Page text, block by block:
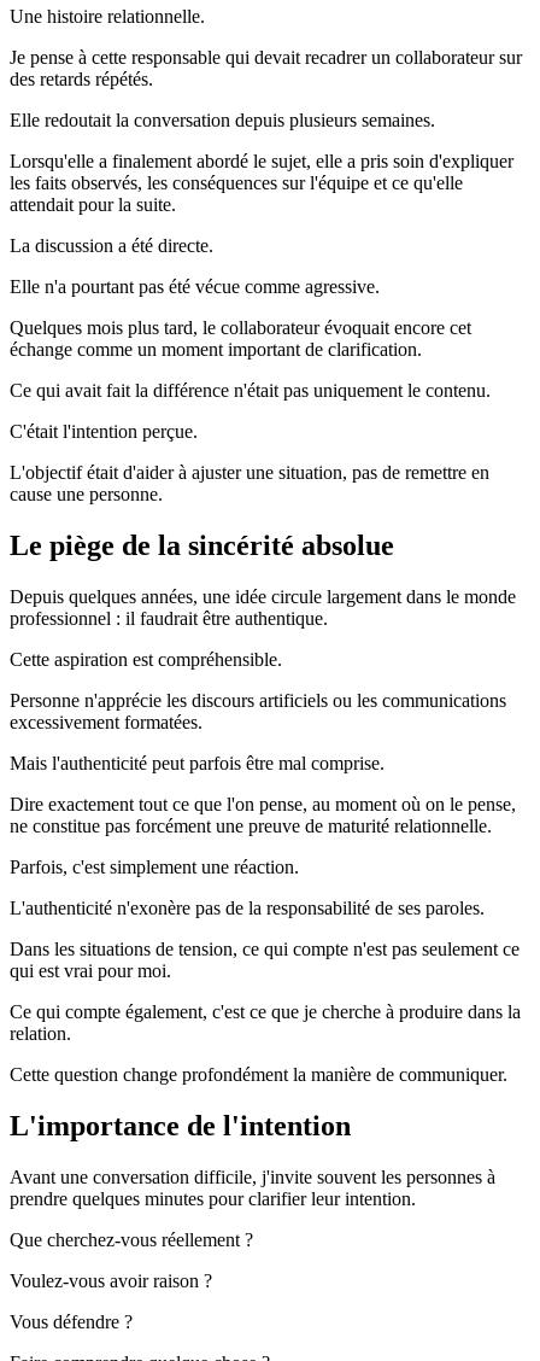
Une histoire relationnelle.
Je pense à cette responsable qui devait recadrer un collaborateur sur
des retards répétés.
Elle redoutait la conversation depuis plusieurs semaines.
Lorsqu'elle a finalement abordé le sujet, elle a pris soin d'expliquer
les faits observés, les conséquences sur l'équipe et ce qu'elle
attendait pour la suite.
La discussion a été directe.
Elle n'a pourtant pas été vécue comme agressive.
Quelques mois plus tard, le collaborateur évoquait encore cet
échange comme un moment important de clarification.
Ce qui avait fait la différence n'était pas uniquement le contenu.
C'était l'intention perçue.
L'objectif était d'aider à ajuster une situation, pas de remettre en
cause une personne.
Le piège de la sincérité absolue
Depuis quelques années, une idée circule largement dans le monde
professionnel : il faudrait être authentique.
Cette aspiration est compréhensible.
Personne n'apprécie les discours artificiels ou les communications
excessivement formatées.
Mais l'authenticité peut parfois être mal comprise.
Dire exactement tout ce que l'on pense, au moment où on le pense,
ne constitue pas forcément une preuve de maturité relationnelle.
Parfois, c'est simplement une réaction.
L'authenticité n'exonère pas de la responsabilité de ses paroles.
Dans les situations de tension, ce qui compte n'est pas seulement ce
qui est vrai pour moi.
Ce qui compte également, c'est ce que je cherche à produire dans la
relation.
Cette question change profondément la manière de communiquer.
L'importance de l'intention
Avant une conversation difficile, j'invite souvent les personnes à
prendre quelques minutes pour clarifier leur intention.
Que cherchez-vous réellement ?
Voulez-vous avoir raison ?
Vous défendre ?